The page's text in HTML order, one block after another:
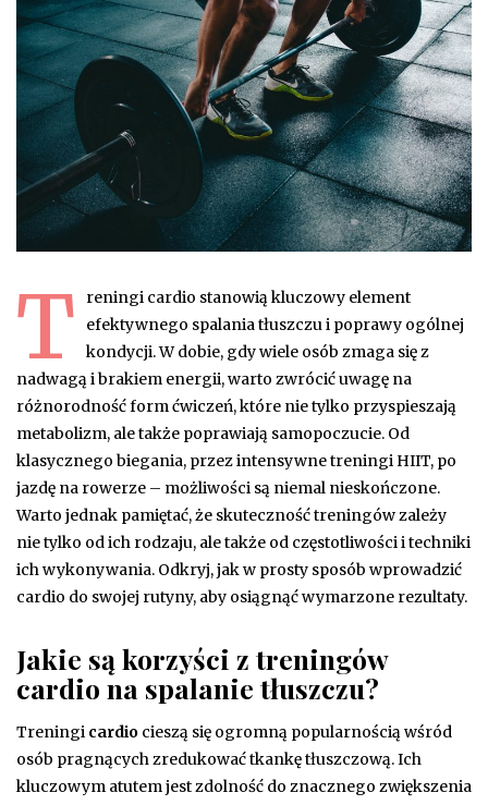
T
reningi cardio stanowią kluczowy element
efektywnego spalania tłuszczu i poprawy ogólnej
kondycji. W dobie, gdy wiele osób zmaga się z
nadwagą i brakiem energii, warto zwrócić uwagę na
różnorodność form ćwiczeń, które nie tylko przyspieszają
metabolizm, ale także poprawiają samopoczucie. Od
klasycznego biegania, przez intensywne treningi HIIT, po
jazdę na rowerze – możliwości są niemal nieskończone.
Warto jednak pamiętać, że skuteczność treningów zależy
nie tylko od ich rodzaju, ale także od częstotliwości i techniki
ich wykonywania. Odkryj, jak w prosty sposób wprowadzić
cardio do swojej rutyny, aby osiągnąć wymarzone rezultaty.
Jakie są korzyści z treningów
cardio na spalanie tłuszczu?
Treningi cardio cieszą się ogromną popularnością wśród
osób pragnących zredukować tkankę tłuszczową. Ich
kluczowym atutem jest zdolność do znacznego zwiększenia